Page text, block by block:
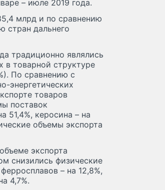
– июле 2019 года.
млрд и по сравнению
стран дальнего
традиционно являлись
в товарной структуре
По сравнению с
энергетических
товаров
поставок
51,4%, керосина – на
объемы экспорта
экспорта
снизились физические
– на 12,8%,
4,7%.